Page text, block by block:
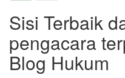
Sisi Terbaik
pengacara
Blog Hukum